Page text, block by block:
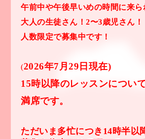
午前中や午後早いめの時間に来ら
大人の生徒さん！2〜3歳児さん！
人数限定で募集中です！
(2026年7月29日現在)
15時以降のレッスンについ
満席です。
ただいま多忙につき14時半以